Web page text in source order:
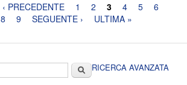
‹ PRECEDENTE 1 2 3 4 5
6
8 9 SEGUENTE › ULTIMA »
CercaRICERCA AVANZATA